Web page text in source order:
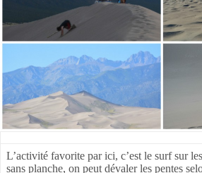
L’activité favorite par ici, c’est le surf sur
sans planche, on peut dévaler les pentes